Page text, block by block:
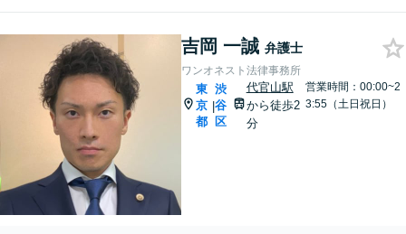
吉岡 一誠 弁護士
ワンオネスト法律事務所
東
京
都
|
渋
谷
区
代官山駅
から徒歩2
分
営業時間：00:00~2
3:55（土日祝日）